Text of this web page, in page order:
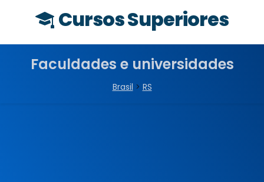
Cursos Superiores
Faculdades e universidades
Brasil > RS